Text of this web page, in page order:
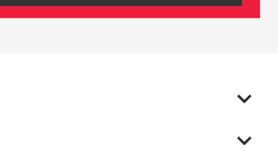

